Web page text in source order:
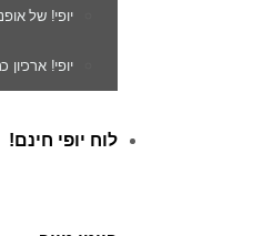
יופי! של
יופי! ארכיון
לוח יופי חינם!